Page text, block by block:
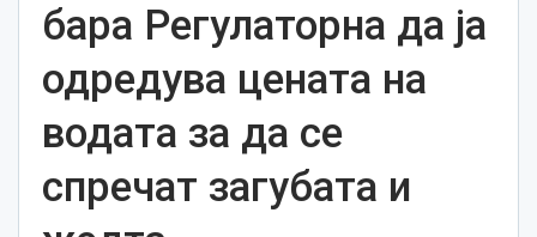
бара Регулaторна да ја
одредува цената на
водата за да се
спречат загубата и